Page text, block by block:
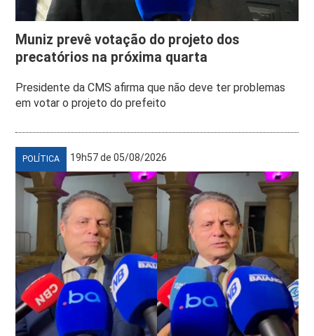
Muniz prevê votação do projeto dos
precatórios na próxima quarta
Presidente da CMS afirma que não deve ter problemas
em votar o projeto do prefeito
POLÍTICA 19h57 de 05/08/2026